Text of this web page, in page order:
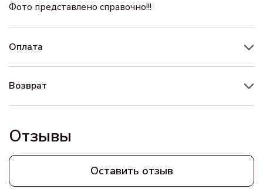
Фото представлено справочно!!!
Оплата
Возврат
Отзывы
Оставить отзыв